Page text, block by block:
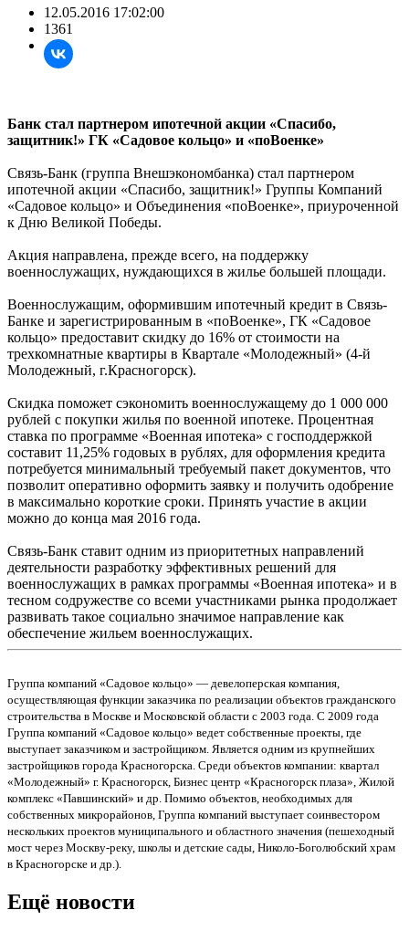
12.05.2016 17:02:00
1361
Банк стал партнером ипотечной акции «Спасибо,
защитник!» ГК «Садовое кольцо» и «поВоенке»
Связь-Банк (группа Внешэкономбанка) стал партнером
ипотечной акции «Спасибо, защитник!» Группы Компаний
«Садовое кольцо» и Объединения «поВоенке», приуроченной
к Дню Великой Победы.
Акция направлена, прежде всего, на поддержку
военнослужащих, нуждающихся в жилье большей площади.
Военнослужащим, оформившим ипотечный кредит в Связь-
Банке и зарегистрированным в «поВоенке», ГК «Садовое
кольцо» предоставит скидку до 16% от стоимости на
трехкомнатные квартиры в Квартале «Молодежный» (4-й
Молодежный, г.Красногорск).
Скидка поможет сэкономить военнослужащему до 1 000 000
рублей с покупки жилья по военной ипотеке. Процентная
ставка по программе «Военная ипотека» с господдержкой
составит 11,25% годовых в рублях, для оформления кредита
потребуется минимальный требуемый пакет документов, что
позволит оперативно оформить заявку и получить одобрение
в максимально короткие сроки. Принять участие в акции
можно до конца мая 2016 года.
Связь-Банк ставит одним из приоритетных направлений
деятельности разработку эффективных решений для
военнослужащих в рамках программы «Военная ипотека» и в
тесном содружестве со всеми участниками рынка продолжает
развивать такое социально значимое направление как
обеспечение жильем военнослужащих.
Группа компаний «Садовое кольцо» — девелоперская компания,
осуществляющая функции заказчика по реализации объектов гражданского
строительства в Москве и Московской области с 2003 года. С 2009 года
Группа компаний «Садовое кольцо» ведет собственные проекты, где
выступает заказчиком и застройщиком. Является одним из крупнейших
застройщиков города Красногорска. Среди объектов компании: квартал
«Молодежный» г. Красногорск, Бизнес центр «Красногорск плаза», Жилой
комплекс «Павшинский» и др. Помимо объектов, необходимых для
собственных микрорайонов, Группа компаний выступает cоинвестором
нескольких проектов муниципального и областного значения (пешеходный
мост через Москву-реку, школы и детские сады, Николо-Боголюбский храм
в Красногорске и др.).
Ещё новости